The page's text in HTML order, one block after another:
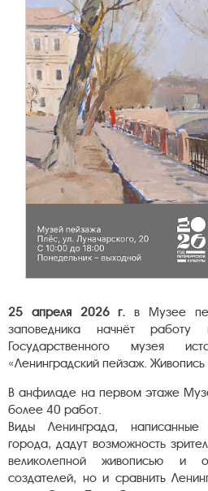
25 апреля 2026 г. в Музее
заповедника начнёт работу
Государственного музея
«Ленинградский пейзаж.
В анфиладе на первом этаже
более 40 работ.
Виды Ленинграда,
города, дадут возможность
великолепной живописью и
создателей, но и сравнить